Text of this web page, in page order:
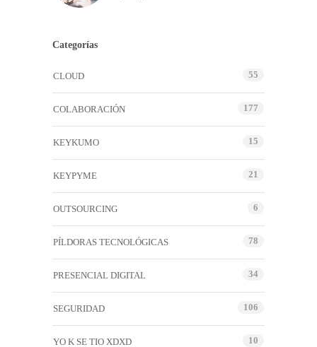
Categorías
CLOUD 55
COLABORACIÓN 177
KEYKUMO 15
KEYPYME 21
OUTSOURCING 6
PÍLDORAS TECNOLÓGICAS 78
PRESENCIAL DIGITAL 34
SEGURIDAD 106
YO K SE TIO XDXD 10